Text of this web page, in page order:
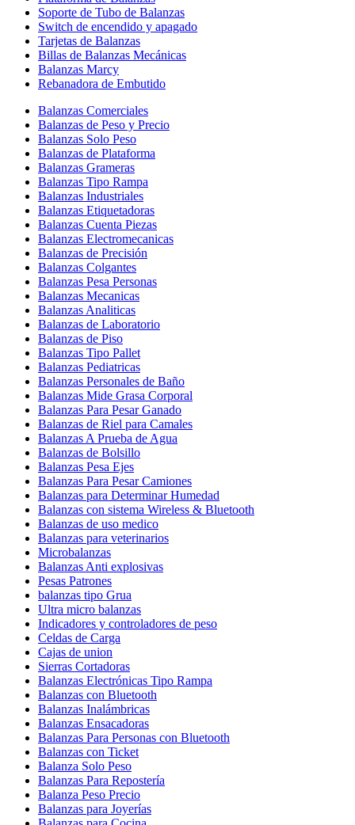
Soporte de Tubo de Balanzas
Switch de encendido y apagado
Tarjetas de Balanzas
Billas de Balanzas Mecánicas
Balanzas Marcy
Rebanadora de Embutido
Balanzas Comerciales
Balanzas de Peso y Precio
Balanzas Solo Peso
Balanzas de Plataforma
Balanzas Grameras
Balanzas Tipo Rampa
Balanzas Industriales
Balanzas Etiquetadoras
Balanzas Cuenta Piezas
Balanzas Electromecanicas
Balanzas de Precisión
Balanzas Colgantes
Balanzas Pesa Personas
Balanzas Mecanicas
Balanzas Analiticas
Balanzas de Laboratorio
Balanzas de Piso
Balanzas Tipo Pallet
Balanzas Pediatricas
Balanzas Personales de Baño
Balanzas Mide Grasa Corporal
Balanzas Para Pesar Ganado
Balanzas de Riel para Camales
Balanzas A Prueba de Agua
Balanzas de Bolsillo
Balanzas Pesa Ejes
Balanzas Para Pesar Camiones
Balanzas para Determinar Humedad
Balanzas con sistema Wireless & Bluetooth
Balanzas de uso medico
Balanzas para veterinarios
Microbalanzas
Balanzas Anti explosivas
Pesas Patrones
balanzas tipo Grua
Ultra micro balanzas
Indicadores y controladores de peso
Celdas de Carga
Cajas de union
Sierras Cortadoras
Balanzas Electrónicas Tipo Rampa
Balanzas con Bluetooth
Balanzas Inalámbricas
Balanzas Ensacadoras
Balanzas Para Personas con Bluetooth
Balanzas con Ticket
Balanza Solo Peso
Balanzas Para Repostería
Balanza Peso Precio
Balanzas para Joyerías